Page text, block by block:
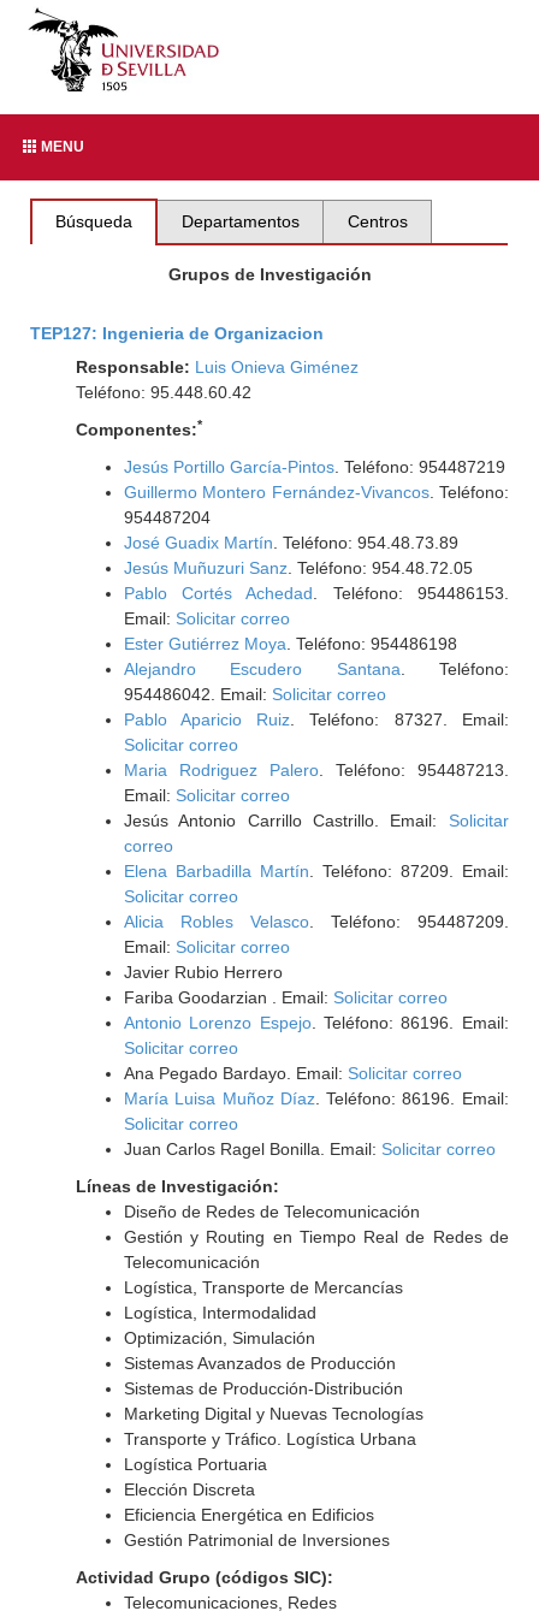
MENU
Búsqueda Departamentos Centros
Grupos de Investigación
TEP127: Ingenieria de Organizacion
Responsable: Luis Onieva Giménez
Teléfono: 95.448.60.42
Componentes:*
Jesús Portillo García-Pintos. Teléfono: 954487219
Guillermo Montero Fernández-Vivancos. Teléfono:
954487204
José Guadix Martín . Teléfono: 954.48.73.89
Jesús Muñuzuri Sanz. Teléfono: 954.48.72.05
Pablo Cortés Achedad . Teléfono: 954486153.
Email: Solicitar correo
Ester Gutiérrez Moya . Teléfono: 954486198
Alejandro Escudero Santana . Teléfono:
954486042. Email: Solicitar correo
Pablo Aparicio Ruiz . Teléfono: 87327. Email:
Solicitar correo
Maria Rodriguez Palero. Teléfono: 954487213.
Email: Solicitar correo
Jesús Antonio Carrillo Castrillo. Email: Solicitar
correo
Elena Barbadilla Martín . Teléfono: 87209. Email:
Solicitar correo
Alicia Robles Velasco. Teléfono: 954487209.
Email: Solicitar correo
Javier Rubio Herrero
Fariba Goodarzian . Email: Solicitar correo
Antonio Lorenzo Espejo. Teléfono: 86196. Email:
Solicitar correo
Ana Pegado Bardayo. Email: Solicitar correo
María Luisa Muñoz Díaz. Teléfono: 86196. Email:
Solicitar correo
Juan Carlos Ragel Bonilla. Email: Solicitar correo
Líneas de Investigación:
Diseño de Redes de Telecomunicación
Gestión y Routing en Tiempo Real de Redes de
Telecomunicación
Logística, Transporte de Mercancías
Logística, Intermodalidad
Optimización, Simulación
Sistemas Avanzados de Producción
Sistemas de Producción-Distribución
Marketing Digital y Nuevas Tecnologías
Transporte y Tráfico. Logística Urbana
Logística Portuaria
Elección Discreta
Eficiencia Energética en Edificios
Gestión Patrimonial de Inversiones
Actividad Grupo (códigos SIC):
Telecomunicaciones, Redes